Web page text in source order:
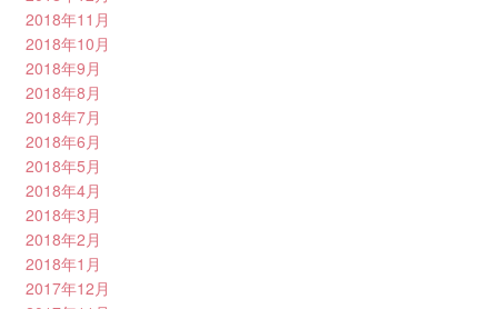
2018年11月
2018年10月
2018年9月
2018年8月
2018年7月
2018年6月
2018年5月
2018年4月
2018年3月
2018年2月
2018年1月
2017年12月